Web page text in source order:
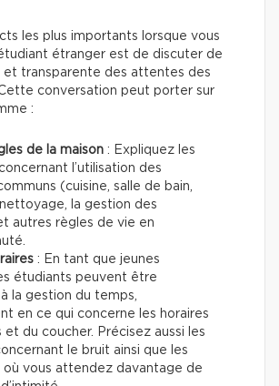
les plus importants lorsque vous
étranger est de discuter de
et transparente des attentes des
conversation peut porter sur
:
de la maison : Expliquez les
l’utilisation des
(cuisine, salle de bain,
la gestion des
autres règles de vie en
: En tant que jeunes
étudiants peuvent être
la gestion du temps,
en ce qui concerne les horaires
et du coucher. Précisez aussi les
le bruit ainsi que les
où vous attendez davantage de